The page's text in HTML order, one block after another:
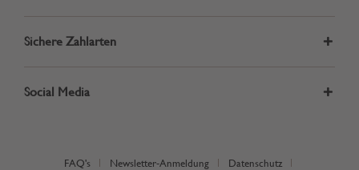
Sichere Zahlarten
Social Media
FAQ's Newsletter-Anmeldung Datenschutz